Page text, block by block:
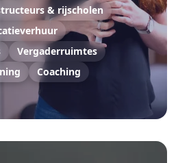
& rijscholen
Vergaderruimtes
Coaching